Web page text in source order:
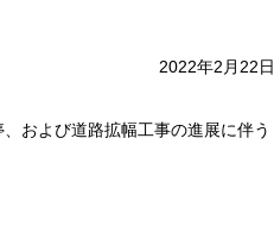
2022年2月22日
および道路拡幅工事の進展に伴う